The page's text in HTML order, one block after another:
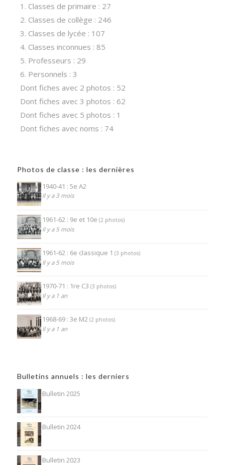
1. Classes de primaire : 27
2. Classes de collège : 246
3. Classes de lycée : 107
4. Classes inconnues : 85
5. Professeurs : 29
6. Personnels : 3
Dont fiches avec 2 photos : 52
Dont fiches avec 3 photos : 62
Dont fiches avec 5 photos : 1
Dont fiches avec noms : 74
Photos de classe : les dernières
1940-41 : 5e A2
Il y a 3 mois
1961-62 : 9e et 10e (2 photos)
Il y a 5 mois
1961-62 : 6e classique 1 (3 photos)
Il y a 5 mois
1970-71 : 1re C3 (3 photos)
Il y a 1 an
1968-69 : 3e M2 (2 photos)
Il y a 1 an
Bulletins annuels : les derniers
Bulletin 2025
Bulletin 2024
Bulletin 2023